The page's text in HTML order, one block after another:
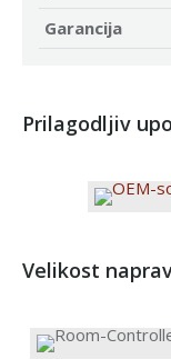
Garancija
Prilagodljiv
Velikost